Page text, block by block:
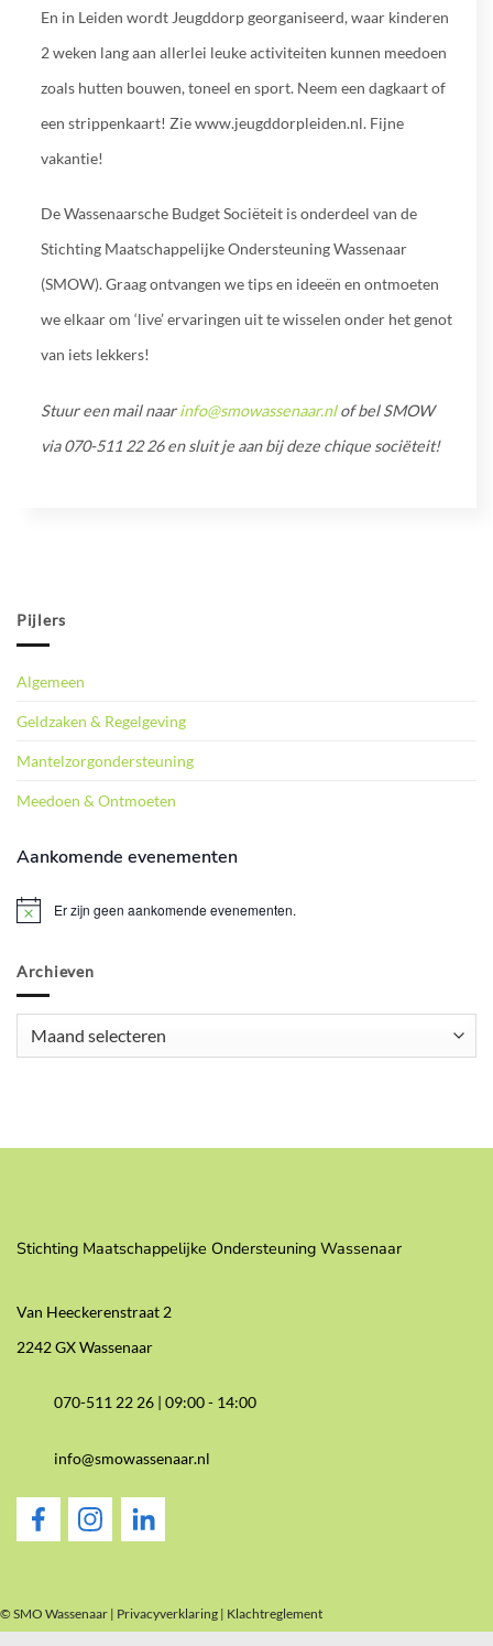
Pijlers
Algemeen
Geldzaken & Regelgeving
Mantelzorgondersteuning
Meedoen & Ontmoeten
Aankomende evenementen
BerichtEr zijn geen aankomende evenementen.
Archieven
En in Leiden wordt Jeugddorp georganiseerd, waar kinderen
2 weken lang aan allerlei leuke activiteiten kunnen meedoen
zoals hutten bouwen, toneel en sport. Neem een dagkaart of
een strippenkaart! Zie www.jeugddorpleiden.nl. Fijne
vakantie!
De Wassenaarsche Budget Sociëteit is onderdeel van de
Stichting Maatschappelijke Ondersteuning Wassenaar
(SMOW). Graag ontvangen we tips en ideeën en ontmoeten
we elkaar om ‘live’ ervaringen uit te wisselen onder het genot
van iets lekkers!
Stuur een mail naarinfo@smowassenaar.nlof bel SMOW
via 070-511 22 26 en sluit je aan bij deze chique sociëteit!
Stichting Maatschappelijke Ondersteuning Wassenaar
Van Heeckerenstraat 2
2242 GX Wassenaar
070-511 22 26 |09:00 - 14:00
info@smowassenaar.nl
© SMO Wassenaar | Privacyverklaring | Klachtreglement